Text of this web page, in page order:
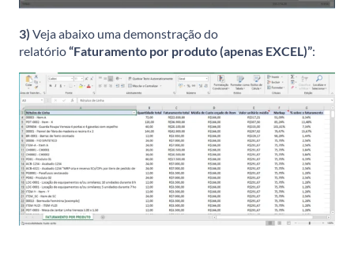
3) Veja abaixo uma demonstração do
relatório“Faturamento por produto (apenas EXCEL)”: